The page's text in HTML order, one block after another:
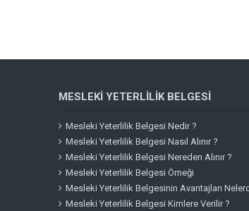
MESLEKI YETERLILIK BELGESI
Mesleki Yeterlilik Belgesi Nedir ?
Mesleki Yeterlilik Belgesi Nasıl Alınır ?
Mesleki Yeterlilik Belgesi Nereden Alınır ?
Mesleki Yeterlilik Belgesi Örneği
Mesleki Yeterlilik Belgesinin Avantajları
Mesleki Yeterlilik Belgesi Kimlere Verilir ?